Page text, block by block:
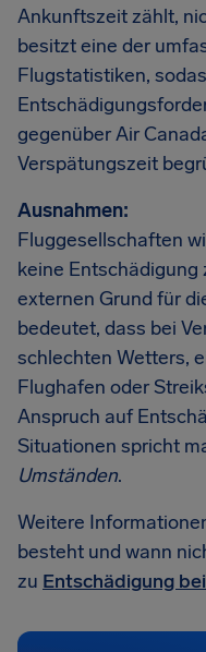
Ankunftszeit zählt,
besitzt eine der
Flugstatistiken,
gegenüber Air
Verspätungszeit
Ausnahmen:
Fluggesellschaften
keine Entschädigung
externen Grund für
bedeutet, dass bei
schlechten Wetters,
Flughafen oder
Anspruch auf
Situationen spricht
Umständen.
Weitere
besteht und wann
zu Entschädigung